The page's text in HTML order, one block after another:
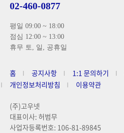
02-460-0877
평일 09:00 ~ 18:00
점심 12:00 ~ 13:00
휴무 토, 일, 공휴일
홈 공지사항 1:1 문의하기
개인정보처리방침
이용약관
(주)고우넷
대표이사: 허범무
사업자등록번호: 106-81-89845